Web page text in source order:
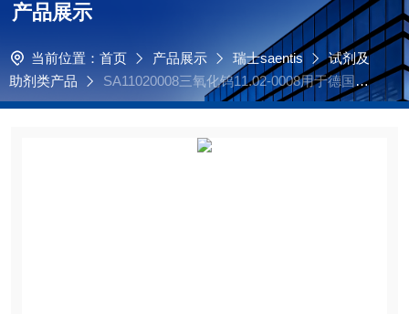
产品展示
当前位置： 首页 产品展示 瑞士saentis
试剂及
助剂类产品
SA11020008三氧化钨11.02-0008用于德国元
素Elementar